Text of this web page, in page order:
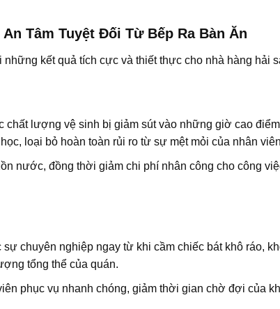
Tâm Tuyệt Đối Từ Bếp Ra Bàn Ăn
những kết quả tích cực và thiết thực cho nhà hàng hải
chất lượng vệ sinh bị giảm sút vào những giờ cao
loại bỏ hoàn toàn rủi ro từ sự mệt mỏi của nhân
nước, đồng thời giảm chi phí nhân công cho công
chuyên nghiệp ngay từ khi cầm chiếc bát khô ráo,
tổng thể của quán.
phục vụ nhanh chóng, giảm thời gian chờ đợi của